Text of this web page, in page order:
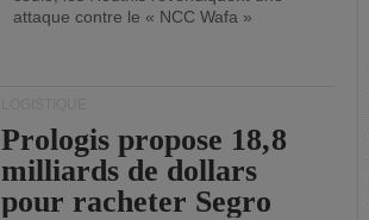
attaque contre le « NCC Wafa »
Prologis propose 18,8
milliards de dollars
pour racheter Segro